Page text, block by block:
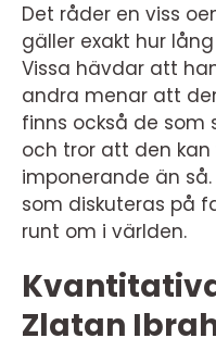
Det råder en viss
gäller exakt hur
Vissa hävdar att
andra menar att
finns också de som
och tror att den
imponerande än
som diskuteras på
runt om i världen.
Zlatan